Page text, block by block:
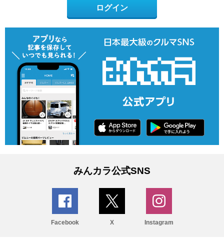
ログイン
みんカラ公式SNS
Facebook X Instagram